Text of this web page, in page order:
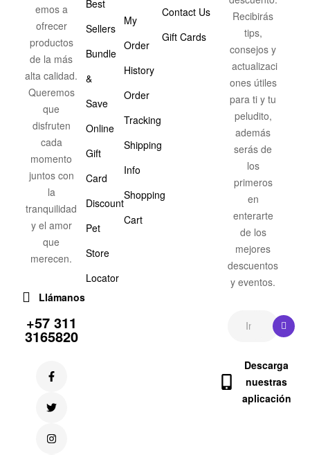
emos a
ofrecer
productos
de la más
alta calidad.
Queremos
que
disfruten
cada
momento
juntos con
la
tranquilidad
y el amor
que
merecen.
Llámanos
+57 311
3165820
Best
Sellers
Bundle
&
Save
Online
Gift
Card
Discount
Pet
Store
Locator
My
Order
History
Order
Tracking
Shipping
Info
Shopping
Cart
Contact Us
Gift Cards
Recibirás
tips,
consejos y
actualizaci
ones útiles
para ti y tu
peludito,
además
serás de
los
primeros
en
enterarte
de los
mejores
descuentos
y eventos.
Descarga
nuestras
aplicación